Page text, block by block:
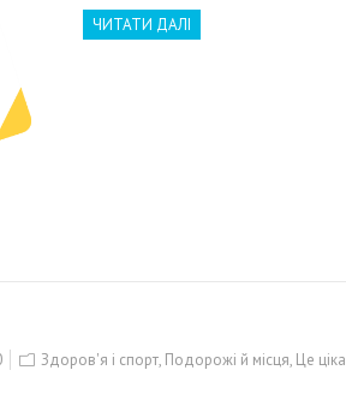
ЧИТАТИ ДАЛІ
Здоров'я і спорт, Подорожі й місця, Це